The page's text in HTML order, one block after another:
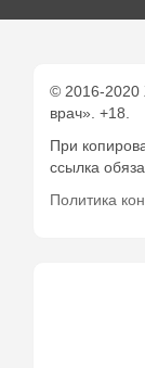
© 2016-2020
врач». +18.
При
ссылка
Политика